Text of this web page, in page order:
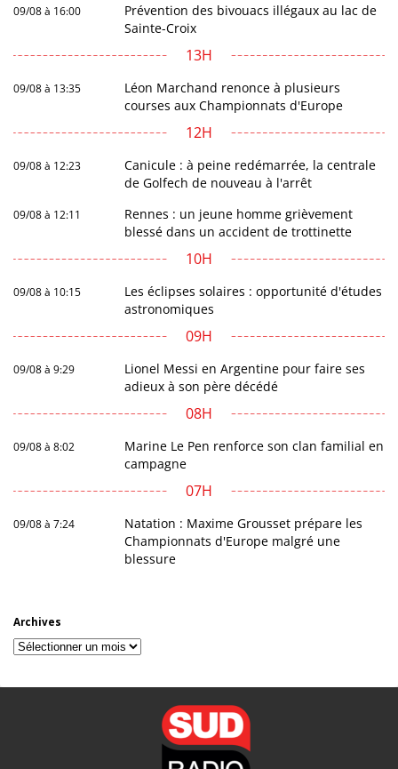
09/08 à 16:00
Prévention des bivouacs illégaux au lac de
Sainte-Croix
13H
09/08 à 13:35
Léon Marchand renonce à plusieurs
courses aux Championnats d'Europe
12H
09/08 à 12:23
Canicule : à peine redémarrée, la centrale
de Golfech de nouveau à l'arrêt
09/08 à 12:11
Rennes : un jeune homme grièvement
blessé dans un accident de trottinette
10H
09/08 à 10:15
Les éclipses solaires : opportunité d'études
astronomiques
09H
09/08 à 9:29
Lionel Messi en Argentine pour faire ses
adieux à son père décédé
08H
09/08 à 8:02
Marine Le Pen renforce son clan familial en
campagne
07H
09/08 à 7:24
Natation : Maxime Grousset prépare les
Championnats d'Europe malgré une
blessure
Archives
Archives